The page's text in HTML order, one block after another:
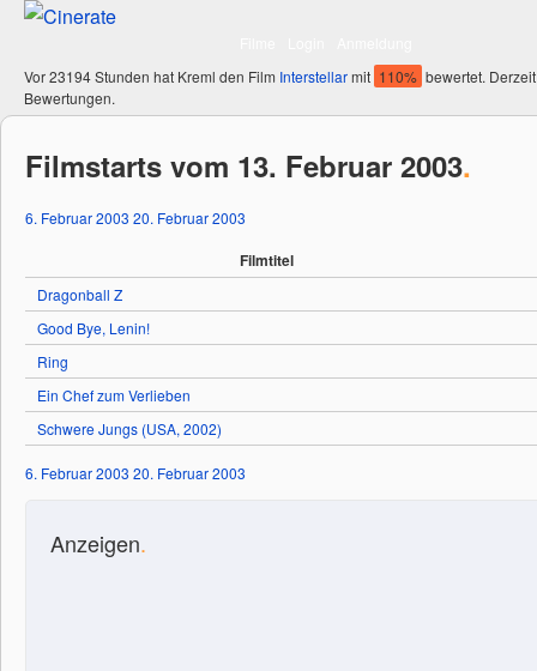
Vor 23194 Stunden hat Kreml den Film Interstellarmit 110% bewertet.
Bewertungen.
Filmstarts vom 13. Februar 2003.
6. Februar 2003 20. Februar 2003
Filmtitel
Dragonball Z
Good Bye, Lenin!
Ring
Ein Chef zum Verlieben
Schwere Jungs (USA, 2002)
6. Februar 2003 20. Februar 2003
Anzeigen.